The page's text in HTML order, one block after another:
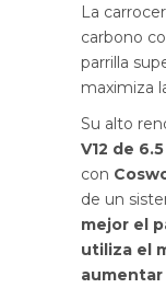
La
carbono
parrilla
maximiza
Su alto
V12 de
con
de un
mejor el
utiliza el